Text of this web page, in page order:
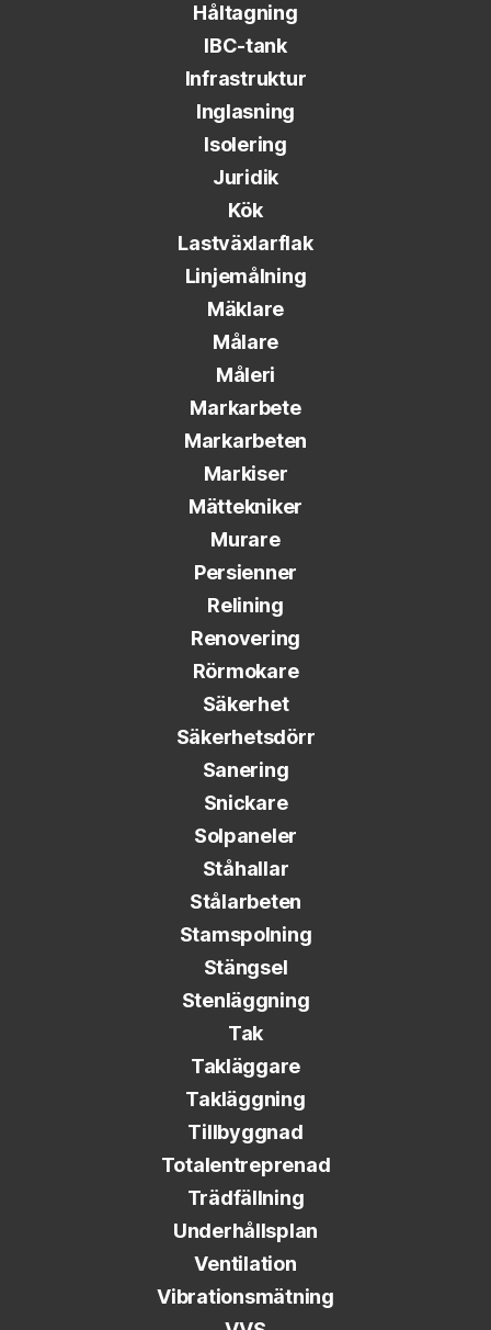
Håltagning
IBC-tank
Infrastruktur
Inglasning
Isolering
Juridik
Kök
Lastväxlarflak
Linjemålning
Mäklare
Målare
Måleri
Markarbete
Markarbeten
Markiser
Mättekniker
Murare
Persienner
Relining
Renovering
Rörmokare
Säkerhet
Säkerhetsdörr
Sanering
Snickare
Solpaneler
Ståhallar
Stålarbeten
Stamspolning
Stängsel
Stenläggning
Tak
Takläggare
Takläggning
Tillbyggnad
Totalentreprenad
Trädfällning
Underhållsplan
Ventilation
Vibrationsmätning